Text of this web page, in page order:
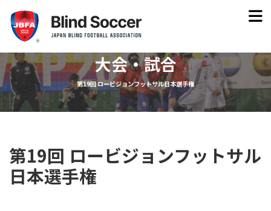
大会・試合
第19回 ロービジョンフットサル日本選手権
第19回 ロービジョンフットサル
日本選手権